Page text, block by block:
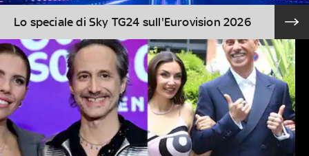
Lo speciale di Sky TG24 sull'Eurovision 2026